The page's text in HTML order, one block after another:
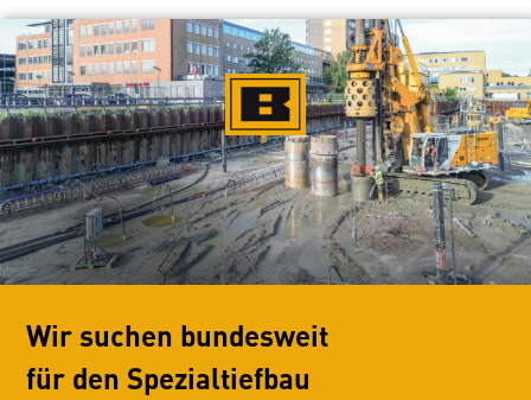
Wir suchen bundesweit
für den Spezialtiefbau